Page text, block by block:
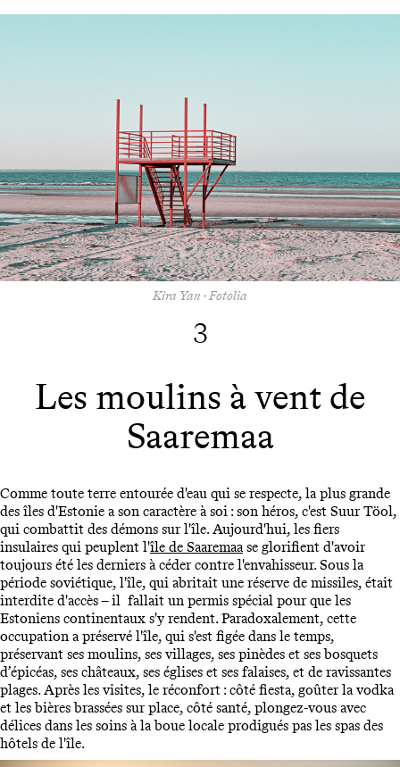
Kira Yan - Fotolia
3
Les moulins à vent de
Saaremaa
Comme toute terre entourée d'eau qui se respecte, la plus grande
des îles d'Estonie a son caractère à soi : son héros, c'est Suur Töol,
qui combattit des démons sur l'île. Aujourd'hui, les fiers
insulaires qui peuplent l'île de Saaremaase glorifient d'avoir
toujours été les derniers à céder contre l'envahisseur. Sous la
période soviétique, l'île, qui abritait une réserve de missiles, était
interdite d'accès – il fallait un permis spécial pour que les
Estoniens continentaux s'y rendent. Paradoxalement, cette
occupation a préservé l'île, qui s'est figée dans le temps,
préservant ses moulins, ses villages, ses pinèdes et ses bosquets
d’épicéas, ses châteaux, ses églises et ses falaises, et de ravissantes
plages. Après les visites, le réconfort : côté fiesta, goûter la vodka
et les bières brassées sur place, côté santé, plongez-vous avec
délices dans les soins à la boue locale prodigués pas les spas des
hôtels de l'île.